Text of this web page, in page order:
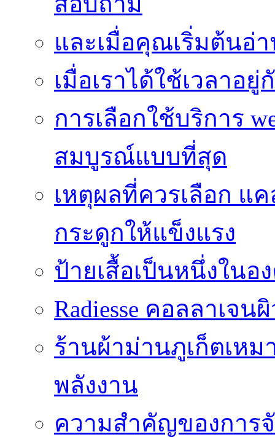
และเมื่อคุณเริ่มต้นอ่า
เมื่อเราได้ใช้เวลาอยู่
การเลือกใช้บริการ
สมบูรณ์แบบที่สุด
เหตุผลที่ควรเลือก แ
กระดูกให้แข็งแรง
ป้ายเสื้อเป็นหนึ่งใน
Radiesse คอลลาเจน
ร้านผ้าม่านภูเก็ตเห
พลังงาน
ความสำคัญของการ